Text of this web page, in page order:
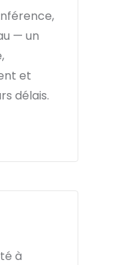
— un
et
délais.
à